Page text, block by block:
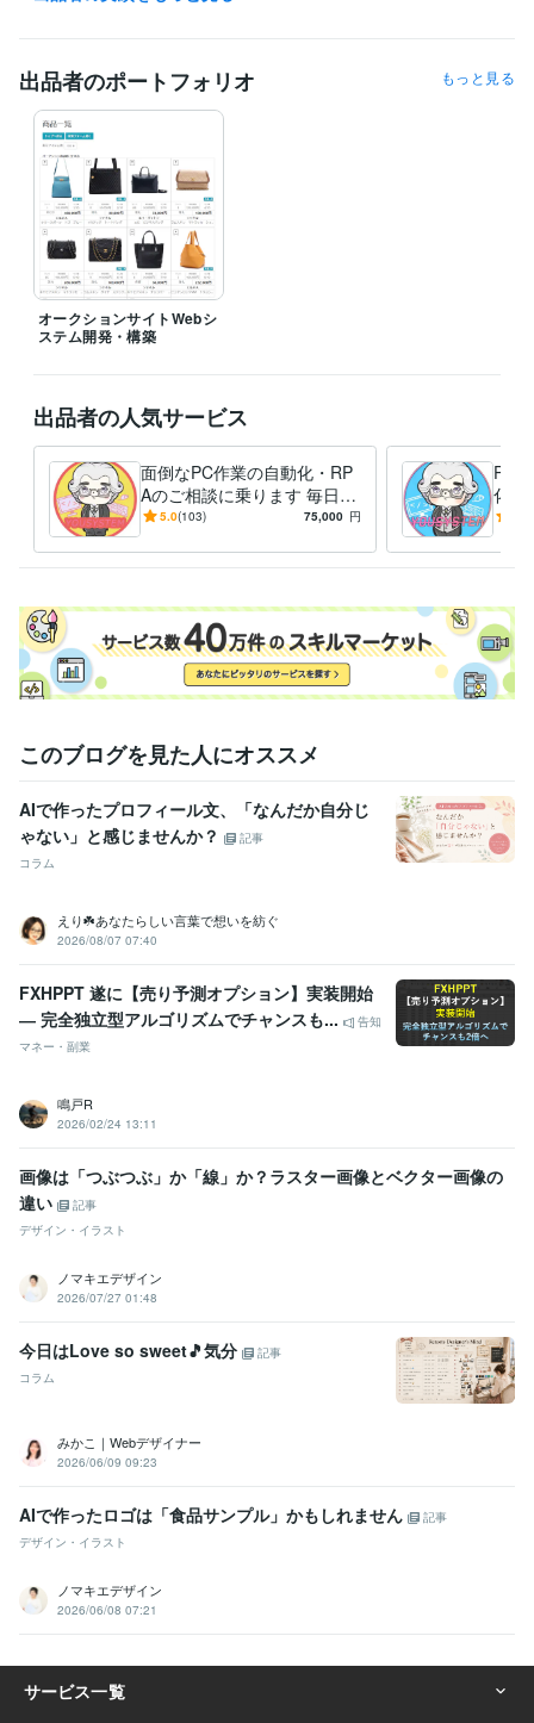
カスタマーサポート・カスタマーサクセス / コールセンター管理・運
営
経験年数 : 10年
職歴
yousystem
資格・検定
メンタルヘルスマネジメント検定
情報セキュリティマネジメント
プログラミング言語・フレームワーク
Python:5年VBA:8年 JavaScript:5年
PHP:5年Bootstrap:3年Flask:3年
Stable Diffusion:2年Access:25年Excel:25年
Google スプレッドシート:15年
PCA:25年ChatGPT:2年 ゆっくりMovieMaker:1年
Cakewalk:6年
その他ツール
Electron:0年Flutter:0年
出品者のポートフォリオ もっと見る
オークションサイトWebシ
ステム開発・構築
出品者の人気サービス
面倒なPC作業の自動化・RP
Aのご相談に乗ります 毎日同
じことの繰り返しPC作業で
い。
5.0(103) 75,000 円
化・
ータ
このブログを見た人にオススメ
AIで作ったプロフィール文、「なんだか自分じ
ゃない」と感じませんか？
記事
コラム
えり☘️あなたらしい言葉で想いを紡ぐ
2026/08/07 07:40
FXHPPT 遂に【売り予測オプション】実装開始
― 完全独立型アルゴリズムでチャンスも...
告知
マネー・副業
鳴戸R
2026/02/24 13:11
画像は「つぶつぶ」か「線」か？ラスター画像とベクター画像の
違い
記事
デザイン・イラスト
ノマキエデザイン
2026/07/27 01:48
今日はLove so sweet🎵気分
記事
コラム
みかこ｜Webデザイナー
2026/06/09 09:23
AIで作ったロゴは「食品サンプル」かもしれません
記事
デザイン・イラスト
ノマキエデザイン
2026/06/08 07:21